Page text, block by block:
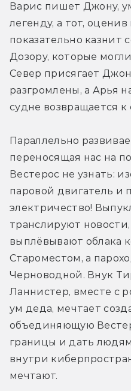
Варис пишет Джону,
легенду, а тот,
показательно казнит
Дозору, которые
Север присягает
разгромлены, а Арья
судне возвращается к
Параллельно
переносящая нас на
Вестерос не узнать:
паровой двигатель и
электричество!
транслируют
выплёвывают облака
Староместом, а
Черноводной. Внук
Ланнистер, вместе с
ум деда, мечтает
объединяющую
границы и дать
внутри
мечтают.